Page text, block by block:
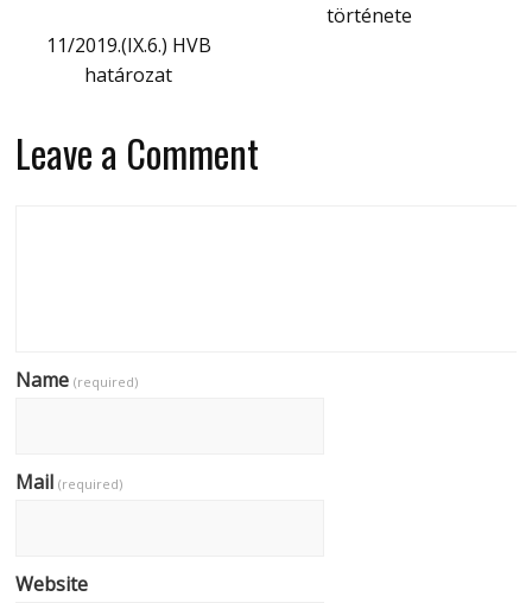
története
11/2019.(IX.6.) HVB
határozat
Leave a Comment
Name(required)
Mail(required)
Website